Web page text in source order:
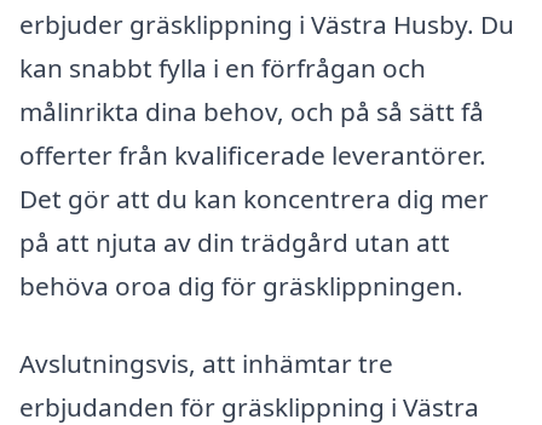
erbjuder gräsklippning i Västra Husby. Du
kan snabbt fylla i en förfrågan och
målinrikta dina behov, och på så sätt få
offerter från kvalificerade leverantörer.
Det gör att du kan koncentrera dig mer
på att njuta av din trädgård utan att
behöva oroa dig för gräsklippningen.
Avslutningsvis, att inhämtar tre
erbjudanden för gräsklippning i Västra